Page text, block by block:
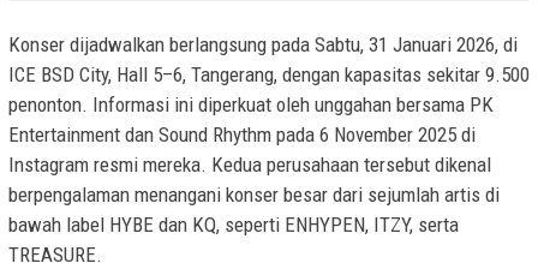
Konser dijadwalkan berlangsung pada Sabtu, 31 Januari 2026, di
ICE BSD City, Hall 5–6, Tangerang, dengan kapasitas sekitar 9.500
penonton. Informasi ini diperkuat oleh unggahan bersama PK
Entertainment dan Sound Rhythm pada 6 November 2025 di
Instagram resmi mereka. Kedua perusahaan tersebut dikenal
berpengalaman menangani konser besar dari sejumlah artis di
bawah label HYBE dan KQ, seperti ENHYPEN, ITZY, serta
TREASURE.